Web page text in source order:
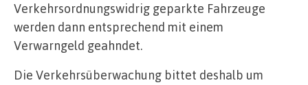
Verkehrsordnungswidrig geparkte Fahrzeuge
werden dann entsprechend mit einem
Verwarngeld geahndet.
Die Verkehrsüberwachung bittet deshalb um